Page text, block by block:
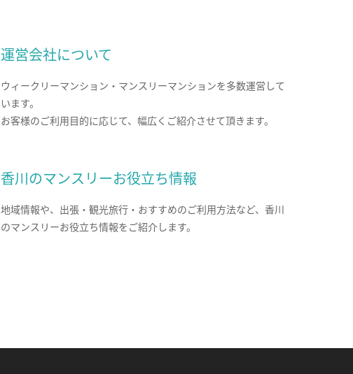
運営会社について
ウィークリーマンション・マンスリーマンションを多数運営して
います。
お客様のご利用目的に応じて、幅広くご紹介させて頂きます。
香川のマンスリーお役立ち情報
地域情報や、出張・観光旅行・おすすめのご利用方法など、香川
のマンスリーお役立ち情報をご紹介します。